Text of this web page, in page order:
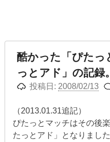
酷かった「ぴたっ
っとアド」の記録。
投稿日: 2008/02/13
（2013.01.31追記）
ぴたっとマッチはその後
たっとアド」となりまし